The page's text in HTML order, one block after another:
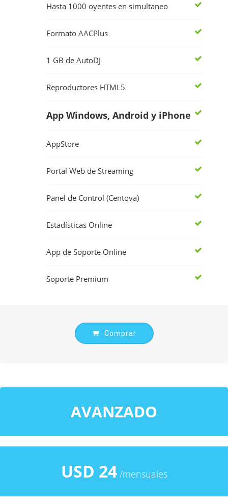
Hasta 1000 oyentes en simultaneo
Formato AACPlus
1 GB de AutoDJ
Reproductores HTML5
App Windows, Android y iPhone
AppStore
Portal Web de Streaming
Panel de Control (Centova)
Estadísticas Online
App de Soporte Online
Soporte Premium
Comprar
AVANZADO
USD 24/mensuales